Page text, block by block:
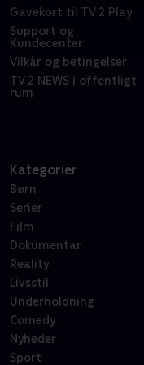
Gavekort til TV 2 Play
Support og
Kundecenter
Vilkår og betingelser
TV 2 NEWS i offentligt
rum
Kategorier
Børn
Serier
Film
Dokumentar
Reality
Livsstil
Underholdning
Comedy
Nyheder
Sport